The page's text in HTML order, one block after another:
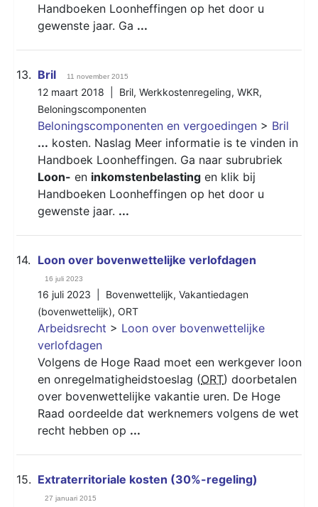
Handboeken Loonheffingen op het door u
gewenste jaar. Ga ...
13. Bril 11 november 2015
12 maart 2018 | Bril, Werkkostenregeling, WKR,
Beloningscomponenten
Beloningscomponenten en vergoedingen > Bril
... kosten. Naslag Meer informatie is te vinden in
Handboek Loonheffingen. Ga naar subrubriek
Loon- en inkomstenbelasting en klik bij
Handboeken Loonheffingen op het door u
gewenste jaar. ...
14. Loon over bovenwettelijke verlofdagen
16 juli 2023
16 juli 2023 | Bovenwettelijk, Vakantiedagen
(bovenwettelijk), ORT
Arbeidsrecht > Loon over bovenwettelijke
verlofdagen
Volgens de Hoge Raad moet een werkgever loon
en onregelmatigheidstoeslag (ORT) doorbetalen
over bovenwettelijke vakantie uren. De Hoge
Raad oordeelde dat werknemers volgens de wet
recht hebben op ...
15. Extraterritoriale kosten (30%-regeling)
27 januari 2015